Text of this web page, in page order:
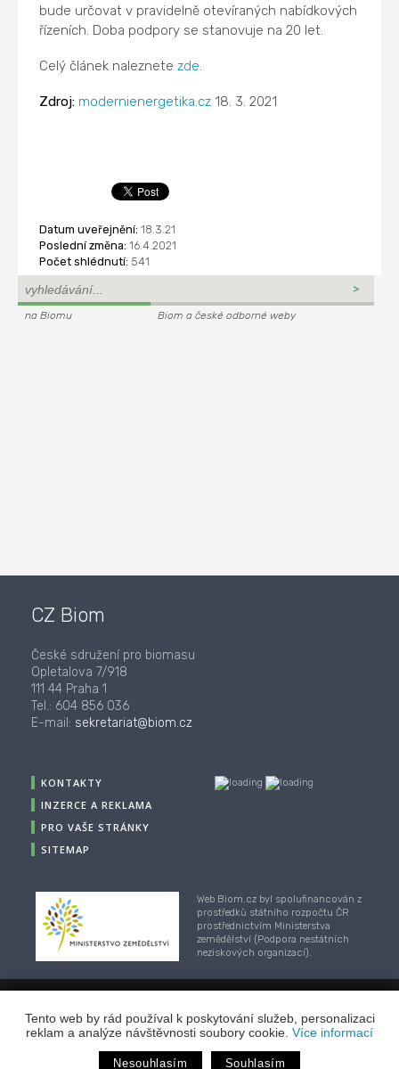
Tento web by rád používal k poskytování služeb, personalizaci
reklam a analýze návštěvnosti soubory cookie. Více informací
Nesouhlasím Souhlasím
bude určovat v pravidelně otevíraných nabídkových
řízeních. Doba podpory se stanovuje na 20 let.
Celý článek naleznetezde.
Zdroj: modernienergetika.cz 18. 3. 2021
Datum uveřejnění: 18.3.21
Poslední změna: 16.4.2021
Počet shlédnutí: 541
na Biomu Biom a české odborné weby
CZ Biom
České sdružení pro biomasu
Opletalova 7/918
111 44 Praha 1
Tel.: 604 856 036
E-mail: sekretariat@biom.cz
KONTAKTY
INZERCE A REKLAMA
PRO VAŠE STRÁNKY
SITEMAP
Web Biom.cz byl spolufinancován z
prostředků státního rozpočtu ČR
prostřednictvím Ministerstva
zemědělství (Podpora nestátních
neziskových organizací).
© 2001-2018, CZ Biom - České sdružení pro biomasu,
Webhosting / webdesign / publikační systém TOOLKIT -